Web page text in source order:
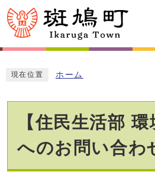
現在位置 ホーム
【住民生活部 環
へのお問い合わ